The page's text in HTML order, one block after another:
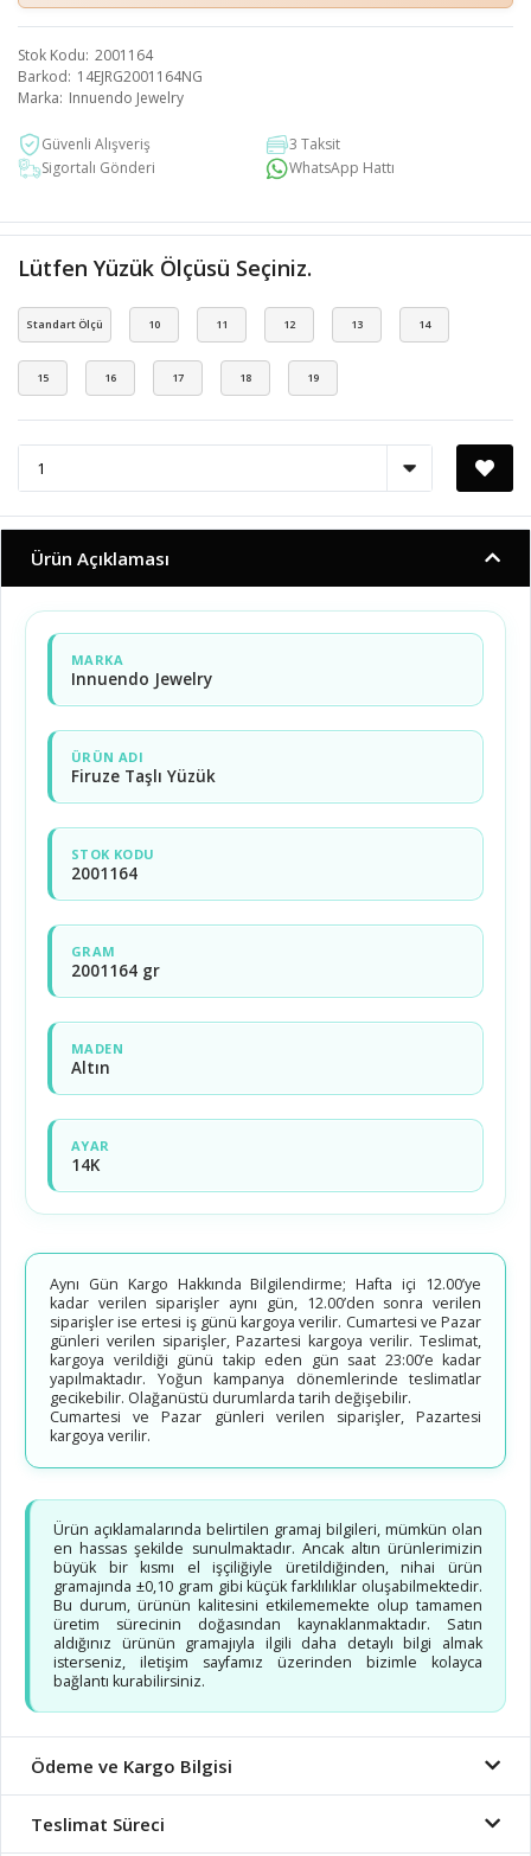
Stok Kodu 2001164
Barkod 14EJRG2001164NG
Marka Innuendo Jewelry
Güvenli Alışveriş
3 Taksit
Sigortalı Gönderi
WhatsApp Hattı
Lütfen Yüzük Ölçüsü Seçiniz.
Standart Ölçü 10 11 12 13 14
15 16 17 18 19
Ürün Açıklaması
MARKA
Innuendo Jewelry
ÜRÜN ADI
Firuze Taşlı Yüzük
STOK KODU
2001164
GRAM
2001164 gr
MADEN
Altın
AYAR
14K
Aynı Gün Kargo Hakkında Bilgilendirme; Hafta içi 12.00’ye
kadar verilen siparişler aynı gün, 12.00’den sonra verilen
siparişler ise ertesi iş günü kargoya verilir. Cumartesi ve Pazar
günleri verilen siparişler, Pazartesi kargoya verilir. Teslimat,
kargoya verildiği günü takip eden gün saat 23:00’e kadar
yapılmaktadır. Yoğun kampanya dönemlerinde teslimatlar
gecikebilir. Olağanüstü durumlarda tarih değişebilir.
Cumartesi ve Pazar günleri verilen siparişler, Pazartesi
kargoya verilir.
Ürün açıklamalarında belirtilen gramaj bilgileri, mümkün olan
en hassas şekilde sunulmaktadır. Ancak altın ürünlerimizin
büyük bir kısmı el işçiliğiyle üretildiğinden, nihai ürün
gramajında ±0,10 gram gibi küçük farklılıklar oluşabilmektedir.
Bu durum, ürünün kalitesini etkilememekte olup tamamen
üretim sürecinin doğasından kaynaklanmaktadır. Satın
aldığınız ürünün gramajıyla ilgili daha detaylı bilgi almak
isterseniz, iletişim sayfamız üzerinden bizimle kolayca
bağlantı kurabilirsiniz.
Ödeme ve Kargo Bilgisi
Teslimat Süreci